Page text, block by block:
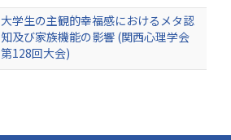
大学生の主観的幸福感におけるメタ認
知及び家族機能の影響 (関西心理学会
第128回大会)